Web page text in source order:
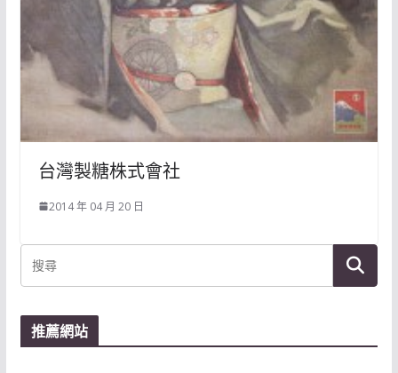
台灣製糖株式會社
2014 年 04 月 20 日
推薦網站